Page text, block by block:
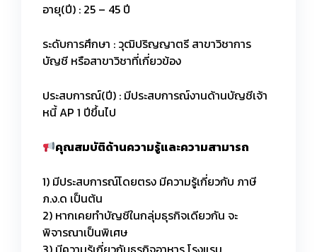
อายุ(ปี) : 25 – 45 ปี
ระดับการศึกษา : วุฒิปริญญาตรี สาขาวิชาการ
บัญชี หรือสาขาวิชาที่เกี่ยวข้อง
ประสบการณ์(ปี) : มีประสบการณ์งานด้านบัญชีเจ้า
หนี้ AP 1 ปีขึ้นไป
คุณสมบัติด้านความรู้และความสามารถ
1) มีประสบการณ์โดยตรง มีความรู้เกี่ยวกับ ภาษี
ภ.ง.ด เป็นต้น
2) หากเคยทำบัญชีในกลุ่มธุรกิจเดียวกัน จะ
พิจารณาเป็นพิเศษ